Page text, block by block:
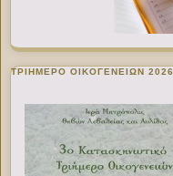
ΤΡΙΗΜΕΡΟ ΟΙΚΟΓΕΝΕΙΩΝ 2026